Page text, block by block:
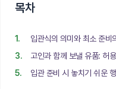
목차
입관식의 의미와 최소 준비
고인과 함께 보낼 유품: 허
입관 준비 시 놓치기 쉬운